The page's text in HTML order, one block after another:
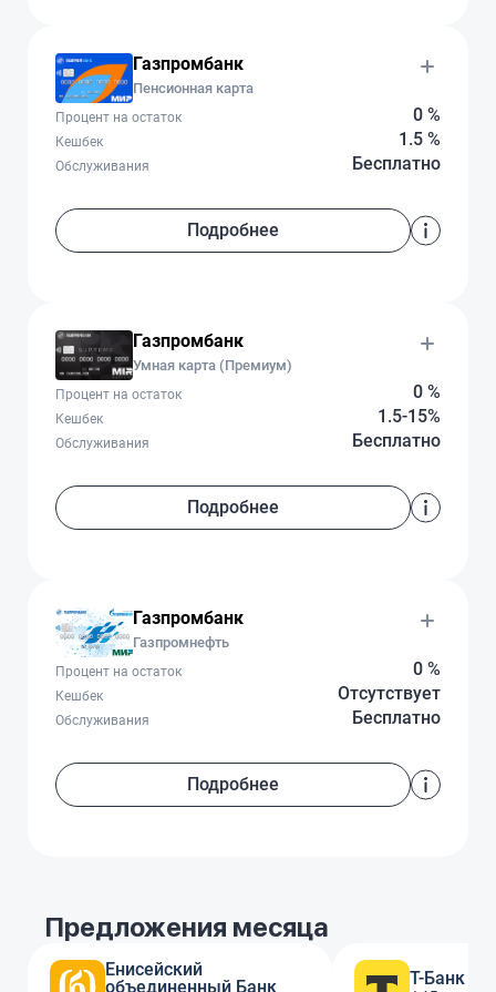
Газпромбанк
Пенсионная карта
0 %
Процент на остаток
1.5 %
Кешбек
Бесплатно
Обслуживания
Подробнее
Газпромбанк
Умная карта (Премиум)
0 %
Процент на остаток
1.5-15%
Кешбек
Бесплатно
Обслуживания
Подробнее
Газпромбанк
Газпромнефть
0 %
Процент на остаток
Отсутствует
Кешбек
Бесплатно
Обслуживания
Подробнее
Предложения месяца
Енисейский
объединенный Банк
Т-Банк